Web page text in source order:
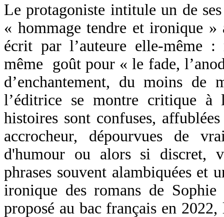
Le protagoniste intitule un de
« hommage tendre et ironique
écrit par l’auteure elle-même :
même goût pour « le fade,
d’enchantement, du moins de
l’éditrice se montre critique à
histoires sont confuses,
accrocheur, dépourvues de
d'humour ou alors si discret,
phrases souvent alambiquées et
ironique des romans de
proposé au bac français en